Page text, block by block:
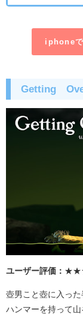
iphone
Getting
ユーザー評価：
壺男こと壺に入っ
ハンマーを持って